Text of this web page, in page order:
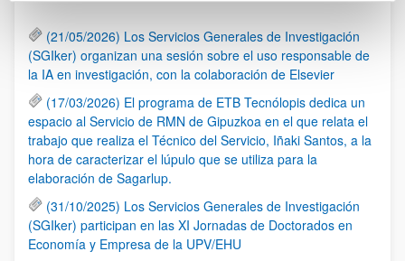
(21/05/2026) Los Servicios Generales de Investigación
(SGIker) organizan una sesión sobre el uso responsable de
la IA en investigación, con la colaboración de Elsevier
(17/03/2026) El programa de ETB Tecnólopis dedica un
espacio al Servicio de RMN de Gipuzkoa en el que relata el
trabajo que realiza el Técnico del Servicio, Iñaki Santos, a la
hora de caracterizar el lúpulo que se utiliza para la
elaboración de Sagarlup.
(31/10/2025) Los Servicios Generales de Investigación
(SGIker) participan en las XI Jornadas de Doctorados en
Economía y Empresa de la UPV/EHU